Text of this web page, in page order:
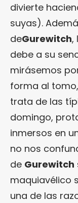
divierte
suyas).
deGurewitch,
debe a su
mirásemos
forma al
trata de las
domingo,
inmersos en
no nos
de Gurewitch
maquiavélico
una de las